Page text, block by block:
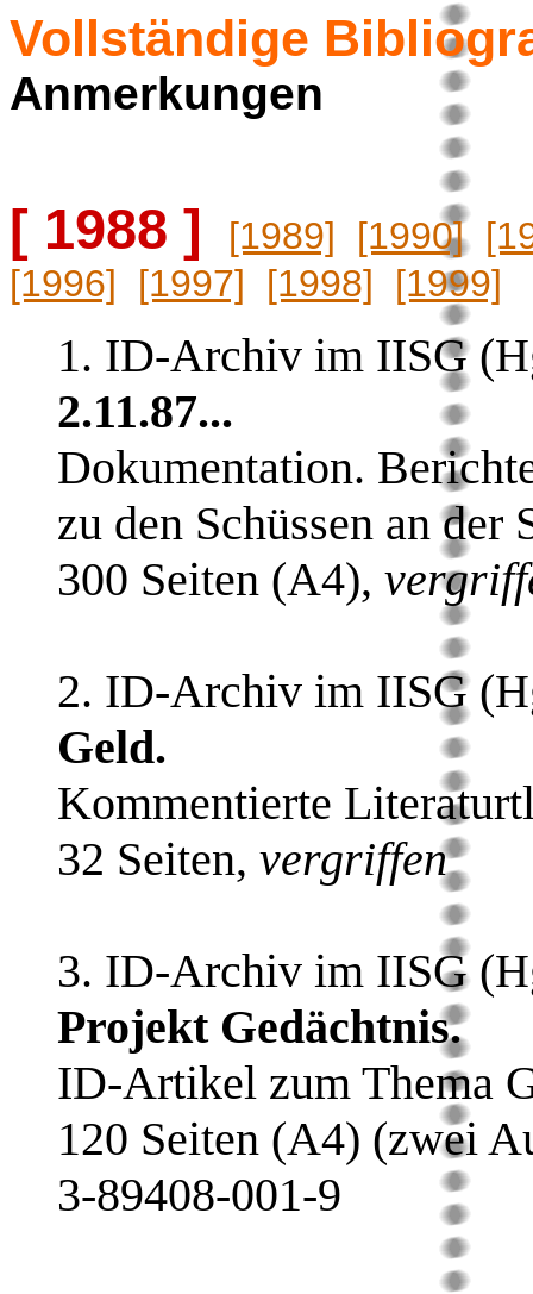
Vollständige
Anmerkungen
[ 1988 ] [1989] [1990]
[1996]
[1997] [1998] [1999]
1. ID-Archiv im IISG
2.11.87...
Dokumentation.
zu den Schüssen an der
300 Seiten (A4),
2. ID-Archiv im IISG
Geld.
Kommentierte
32 Seiten, vergriffen
3. ID-Archiv im IISG
Projekt Gedächtnis.
ID-Artikel zum Thema
120 Seiten (A4) (zwei
3-89408-001-9